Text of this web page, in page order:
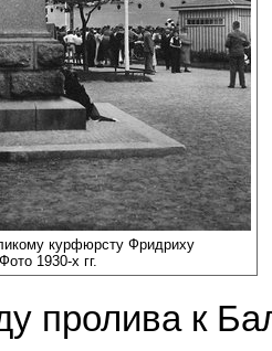
курфюрсту Фридриху
1930-х гг.
пролива к